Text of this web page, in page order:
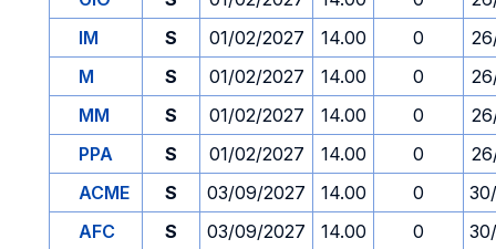
IM
S 01/02/2027 14.00 0
M
S 01/02/2027 14.00 0
MM
S 01/02/2027 14.00 0
PPA
S 01/02/2027 14.00 0
ACME
S 03/09/2027 14.00 0
AFC
S 03/09/2027 14.00 0